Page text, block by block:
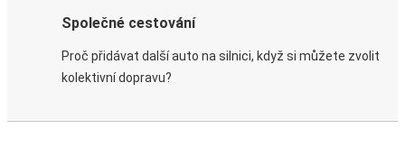
Společné cestování
Proč přidávat další auto na silnici, když si můžete zvolit
kolektivní dopravu?